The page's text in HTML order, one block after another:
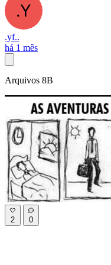
.yf..
há 1 mês
Arquivos 8B
2 0